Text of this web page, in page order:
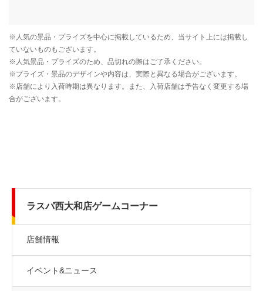
ラスパ西大和店ゲームコーナー
店舗情報
イベント&ニュース